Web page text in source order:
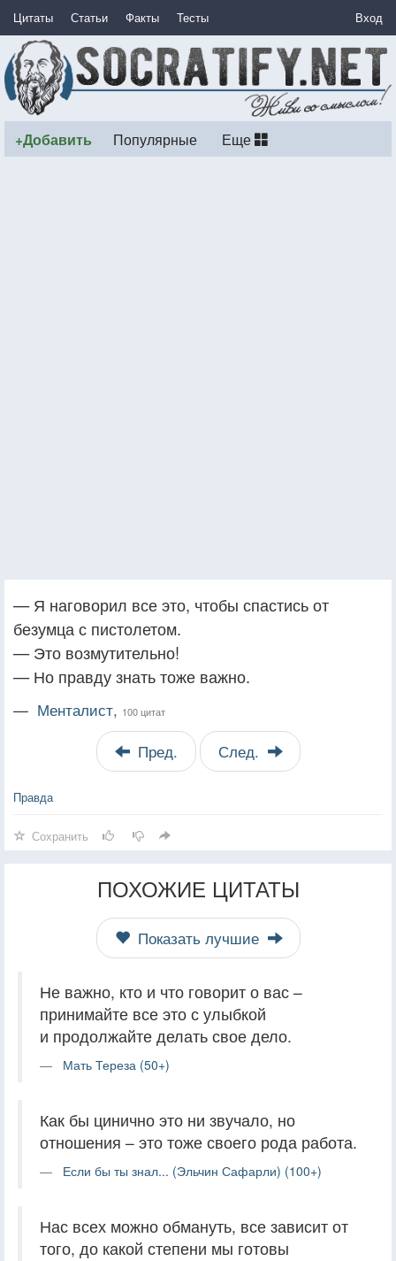
Цитаты Статьи Факты Тесты Вход
+Добавить Популярные Еще
— Я наговорил все это, чтобы спастись от
безумца с пистолетом.
— Это возмутительно!
— Но правду знать тоже важно.
— Менталист, 100 цитат
Пред. След.
Правда
Сохранить
ПОХОЖИЕ ЦИТАТЫ
Показать лучшие
Не важно, кто и что говорит о вас –
принимайте все это с улыбкой
и продолжайте делать свое дело.
Мать Тереза (50+)
Как бы цинично это ни звучало, но
отношения – это тоже своего рода работа.
Если бы ты знал... (Эльчин Сафарли) (100+)
Нас всех можно обмануть, все зависит от
того, до какой степени мы готовы